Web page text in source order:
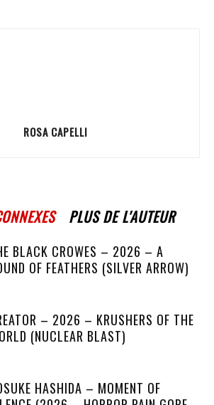
ROSA CAPELLI
PLUS DE L'AUTEUR
BLACK CROWES – 2026 – A
OF FEATHERS (SILVER ARROW)
– 2026 – KRUSHERS OF THE
(NUCLEAR BLAST)
HASHIDA – MOMENT OF